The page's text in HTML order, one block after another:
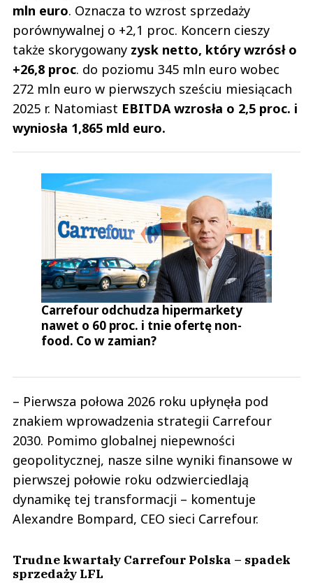
mln euro. Oznacza to wzrost sprzedaży
porównywalnej o +2,1 proc. Koncern cieszy
także skorygowany zysk netto, który wzrósł o
+26,8 proc. do poziomu 345 mln euro wobec
272 mln euro w pierwszych sześciu miesiącach
2025 r. Natomiast EBITDA wzrosła o 2,5 proc. i
wyniosła 1,865 mld euro.
Carrefour odchudza hipermarkety
nawet o 60 proc. i tnie ofertę non-
food. Co w zamian?
– Pierwsza połowa 2026 roku upłynęła pod
znakiem wprowadzenia strategii Carrefour
2030. Pomimo globalnej niepewności
geopolitycznej, nasze silne wyniki finansowe w
pierwszej połowie roku odzwierciedlają
dynamikę tej transformacji – komentuje
Alexandre Bompard, CEO sieci Carrefour.
Trudne kwartały Carrefour Polska – spadek
sprzedaży LFL